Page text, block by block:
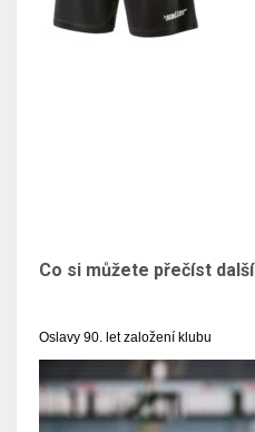
Co si můžete přečíst další
Oslavy 90. let založení klubu